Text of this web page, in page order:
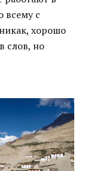
всему с
хорошо
слов, но